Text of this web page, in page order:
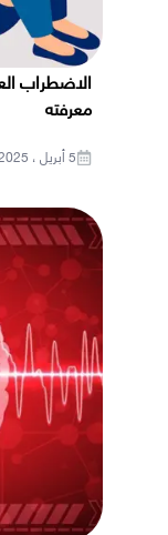
الاضطراب
معرفته
5 أبريل ، 2025